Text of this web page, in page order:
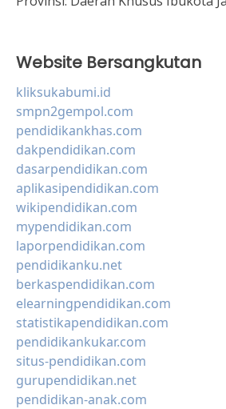
Website Bersangkutan
kliksukabumi.id
smpn2gempol.com
pendidikankhas.com
dakpendidikan.com
dasarpendidikan.com
aplikasipendidikan.com
wikipendidikan.com
mypendidikan.com
laporpendidikan.com
pendidikanku.net
berkaspendidikan.com
elearningpendidikan.com
statistikapendidikan.com
pendidikankukar.com
situs-pendidikan.com
gurupendidikan.net
pendidikan-anak.com